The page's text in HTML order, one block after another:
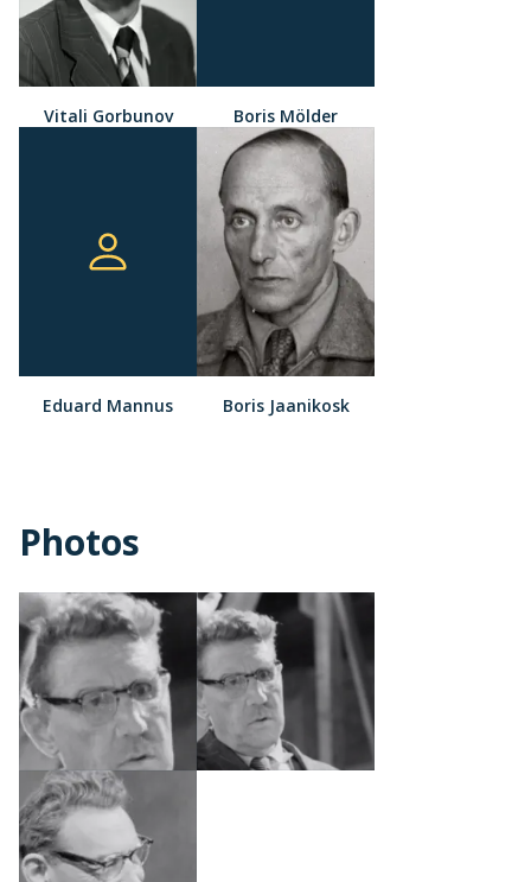
Vitali Gorbunov Boris Mölder
Eduard Mannus Boris Jaanikosk
Photos